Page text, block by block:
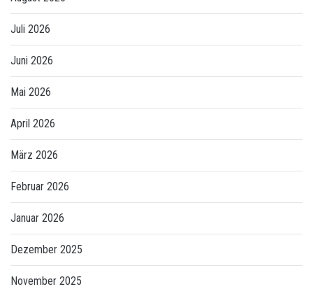
Juli 2026
Juni 2026
Mai 2026
April 2026
März 2026
Februar 2026
Januar 2026
Dezember 2025
November 2025